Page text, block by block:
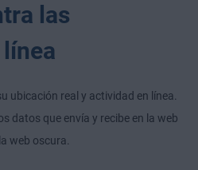
las
ubicación real y actividad en línea.
datos que envía y recibe en la web
web oscura.